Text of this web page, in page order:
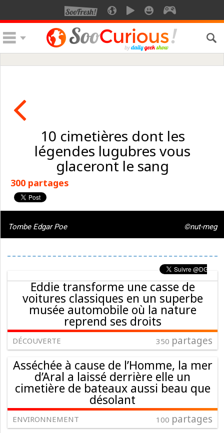
10 cimetières dont les
légendes lugubres vous
glaceront le sang
300 partages
Tombe Edgar Poe ©nut-meg
Eddie transforme une casse de
voitures classiques en un superbe
musée automobile où la nature
reprend ses droits
DÉCOUVERTE 350 partages
Asséchée à cause de l’Homme, la mer
d’Aral a laissé derrière elle un
cimetière de bateaux aussi beau que
désolant
ENVIRONNEMENT 100 partages